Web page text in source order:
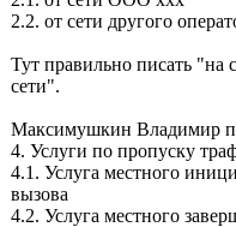
2.2. от сети другого
Тут правильно писать "на
сети".
Максимушкин Владимир
4. Услуги по пропуску
4.1. Услуга местного
вызова
4.2. Услуга местного